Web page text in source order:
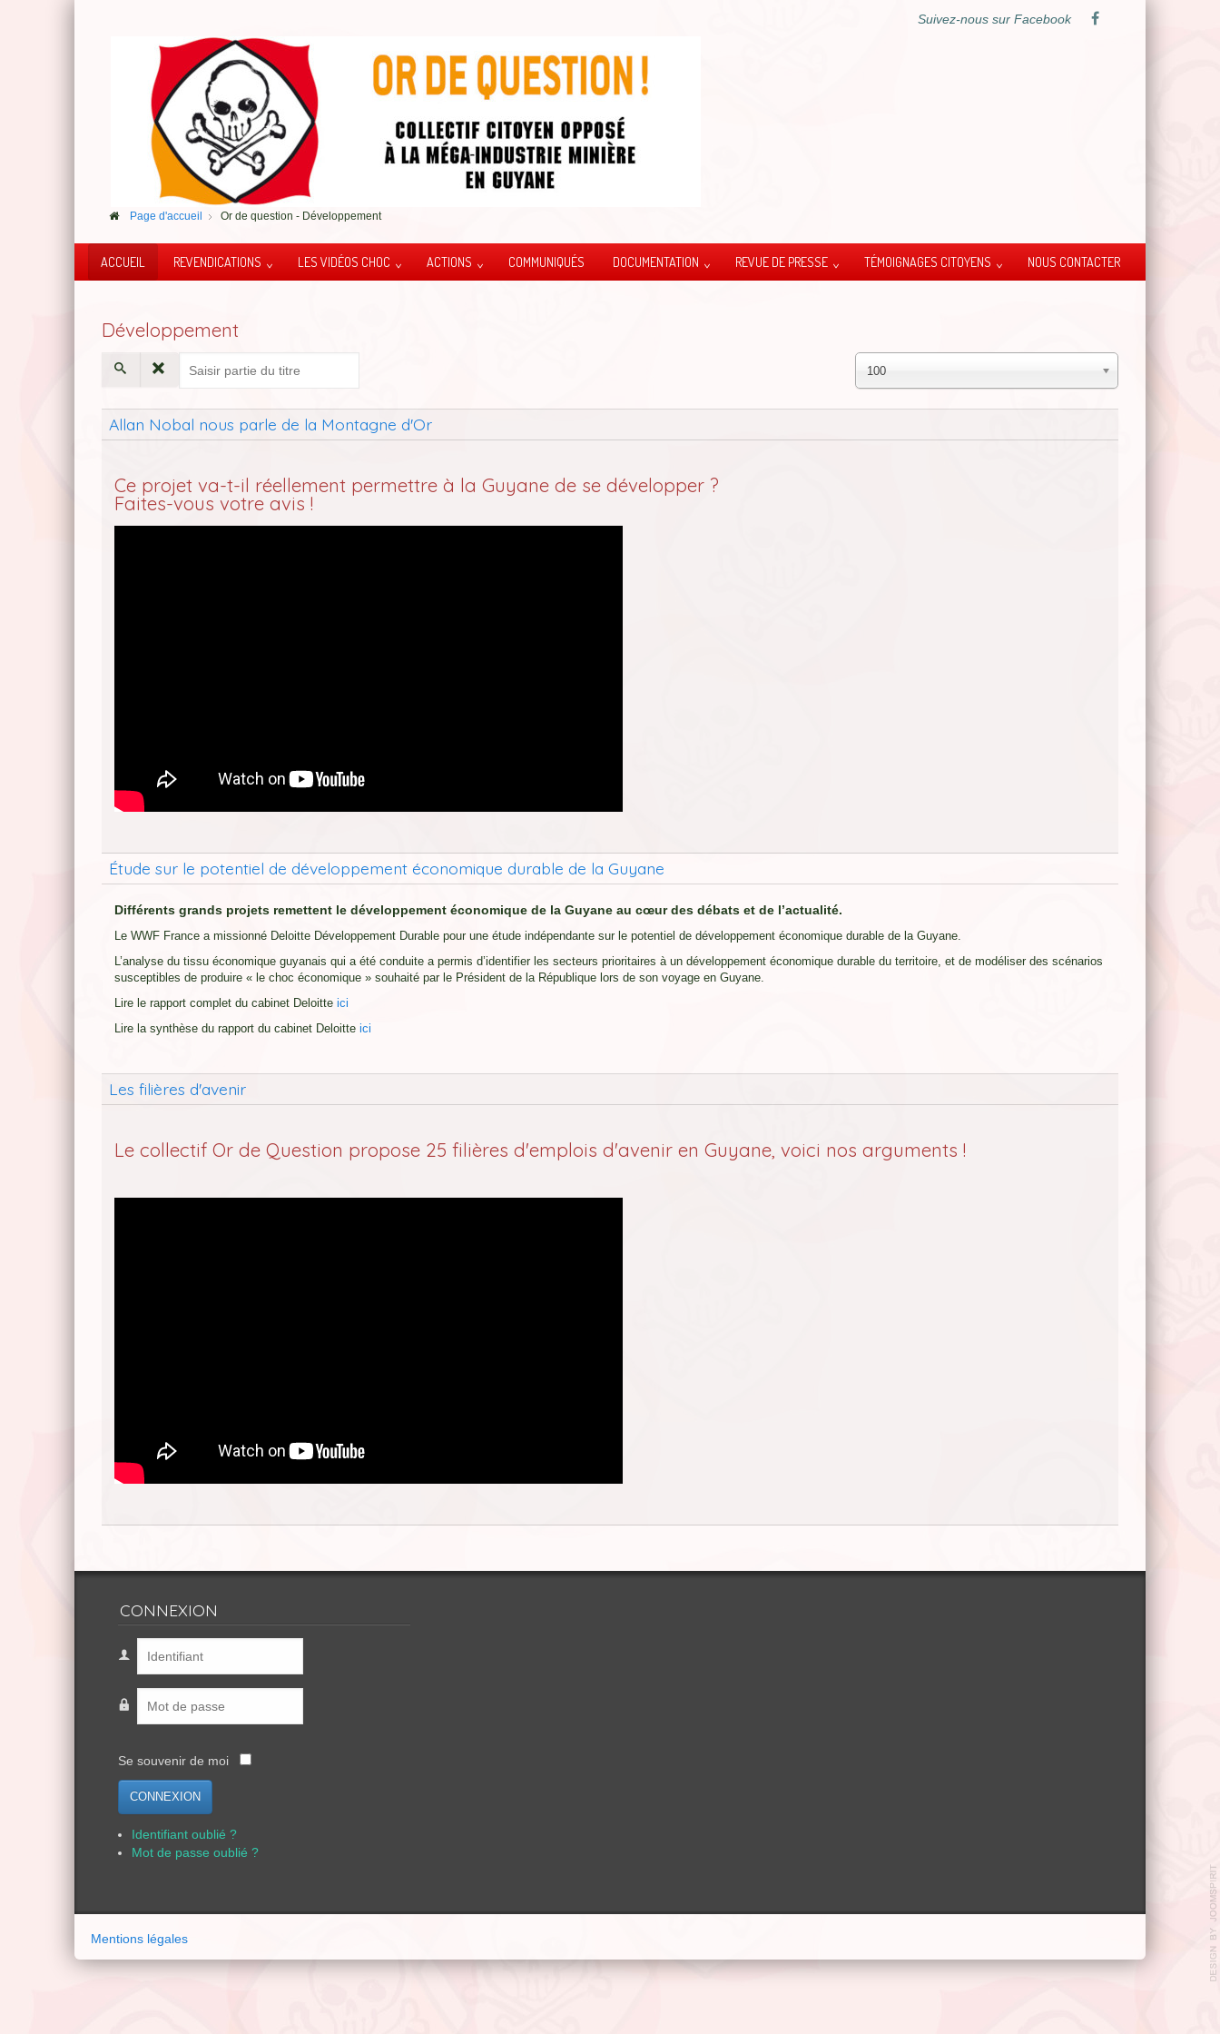
Page d'accueil Or de question - Développement
Suivez-nous sur Facebook
ACCUEIL REVENDICATIONS LES VIDÉOS CHOC ACTIONS COMMUNIQUÉS DOCUMENTATION REVUE DE PRESSE TÉMOIGNAGES CITOYENS NOUS CONTACTER
Développement
100
Allan Nobal nous parle de la Montagne d'Or
Ce projet va-t-il réellement permettre à la Guyane de se développer ?
Faites-vous votre avis !
Étude sur le potentiel de développement économique durable de la Guyane
Différents grands projets remettent le développement économique de la Guyane au cœur des débats et de l’actualité.
Le WWF France a missionné Deloitte Développement Durable pour une étude indépendante sur le potentiel de développement économique durable de la Guyane.
L’analyse du tissu économique guyanais qui a été conduite a permis d’identifier les secteurs prioritaires à un développement économique durable du territoire, et de modéliser des scénarios
susceptibles de produire « le choc économique » souhaité par le Président de la République lors de son voyage en Guyane.
Lire le rapport complet du cabinet Deloitte ici
Lire la synthèse du rapport du cabinet Deloitte ici
Les filières d'avenir
Le collectif Or de Question propose 25 filières d'emplois d'avenir en Guyane, voici nos arguments !
CONNEXION
Se souvenir de moi
CONNEXION
Identifiant oublié ?
Mot de passe oublié ?
Mentions légales